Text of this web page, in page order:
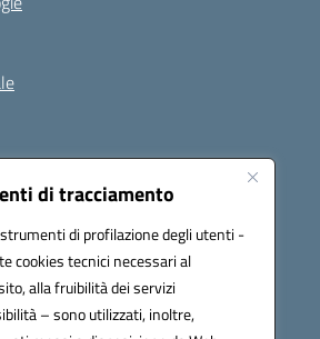
di tracciamento
di profilazione degli utenti -
cookies tecnici necessari al
alla fruibilità dei servizi
– sono utilizzati, inoltre,
Seguici su: